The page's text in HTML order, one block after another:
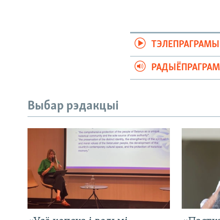
ТЭЛЕПРАГРАМЫ
Выбар рэдакцыі